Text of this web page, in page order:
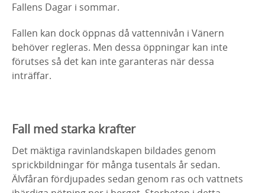
Fallens Dagar i sommar.
Fallen kan dock öppnas då vattennivån i Vänern
behöver regleras. Men dessa öppningar kan inte
förutses så det kan inte garanteras när dessa
inträffar.
Fall med starka krafter
Det mäktiga ravinlandskapen bildades genom
sprickbildningar för många tusentals år sedan.
Älvfåran fördjupades sedan genom ras och vattnets